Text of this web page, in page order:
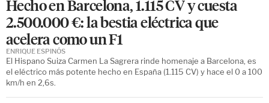
Hecho en Barcelona, 1.115 CV y cuesta
2.500.000 €: la bestia eléctrica que
acelera como un F1
El Hispano Suiza Carmen La Sagrera rinde homenaje a Barcelona, es
el eléctrico más potente hecho en España (1.115 CV) y hace el 0 a 100
km/h en 2,6s.
ENRIQUE ESPINÓS